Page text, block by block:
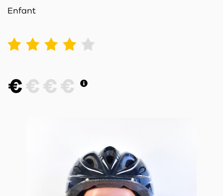
Enfant
2 3 4 5
€ € € €